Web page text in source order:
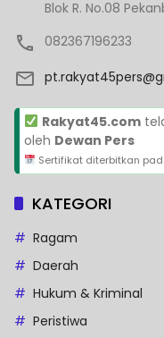
Blok R. No.08
082367196233
Rakyat45.com
oleh Dewan Pers
Sertifikat diterbitkan
KATEGORI
Ragam
Daerah
Hukum & Kriminal
Peristiwa